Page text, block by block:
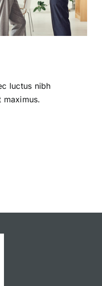
luctus nibh
maximus.